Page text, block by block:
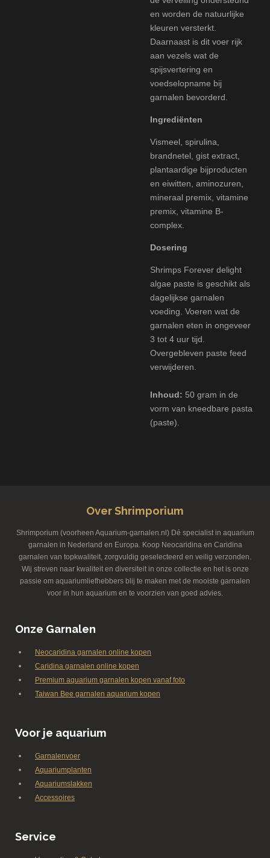
en worden de natuurlijke
kleuren versterkt.
Daarnaast is dit voer rijk
aan vezels wat de
spijsvertering en
voedselopname bij
garnalen bevorderd.
Ingrediënten
Vismeel, spirulina,
brandnetel, gist extract,
plantaardige bijproducten
en eiwitten, aminozuren,
mineraal premix, vitamine
premix, vitamine B-
complex.
Dosering
Shrimps Forever delight
algae paste is geschikt als
dagelijkse garnalen
voeding. Voeren wat de
garnalen eten in ongeveer
3 tot 4 uur tijd.
Overgebleven paste feed
verwijderen.
Inhoud: 50 gram in de
vorm van kneedbare pasta
(paste).
Over Shrimporium
Shrimporium (voorheen Aquarium-garnalen.nl) Dé specialist in aquarium
garnalen in Nederland en Europa. Koop Neocaridina en Caridina
garnalen van topkwaliteit, zorgvuldig geselecteerd en veilig verzonden.
Wij streven naar kwaliteit en diversiteit in onze collectie en het is onze
passie om aquariumliefhebbers blij te maken met de mooiste garnalen
voor in hun aquarium en te voorzien van goed advies.
Onze Garnalen
Neocaridina garnalen online kopen
Caridina garnalen online kopen
Premium aquarium garnalen kopen vanaf foto
Taiwan Bee garnalen aquarium kopen
Voor je aquarium
Garnalenvoer
Aquariumplanten
Aquariumslakken
Accessoires
Service